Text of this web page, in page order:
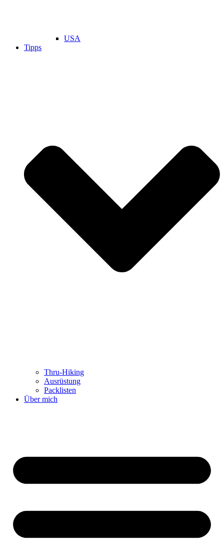
USA
Tipps
Thru-Hiking
Ausrüstung
Packlisten
Über mich